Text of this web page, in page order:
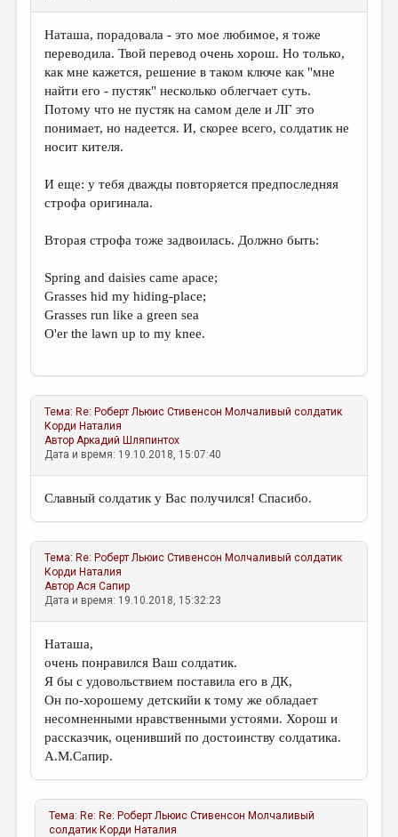
Наташа, порадовала - это мое любимое, я тоже
переводила. Твой перевод очень хорош. Но только,
как мне кажется, решение в таком ключе как "мне
найти его - пустяк" несколько облегчает суть.
Потому что не пустяк на самом деле и ЛГ это
понимает, но надеется. И, скорее всего, солдатик не
носит кителя.
И еще: у тебя дважды повторяется предпоследняя
строфа оригинала.
Вторая строфа тоже задвоилась. Должно быть:
Spring and daisies came apace;
Grasses hid my hiding-place;
Grasses run like a green sea
O'er the lawn up to my knee.
Тема: Re: Роберт Льюис Стивенсон Молчаливый солдатик
Корди Наталия
АвторАркадий Шляпинтох
Дата и время: 19.10.2018, 15:07:40
Славный солдатик у Вас получился! Спасибо.
Тема: Re: Роберт Льюис Стивенсон Молчаливый солдатик
Корди Наталия
АвторАся Сапир
Дата и время: 19.10.2018, 15:32:23
Наташа,
очень понравился Ваш солдатик.
Я бы с удовольствием поставила его в ДК,
Он по-хорошему детскийи к тому же обладает
несомненными нравственными устоями. Хорош и
рассказчик, оценивший по достоинству солдатика.
А.М.Сапир.
Тема: Re: Re: Роберт Льюис Стивенсон Молчаливый
солдатик Корди Наталия